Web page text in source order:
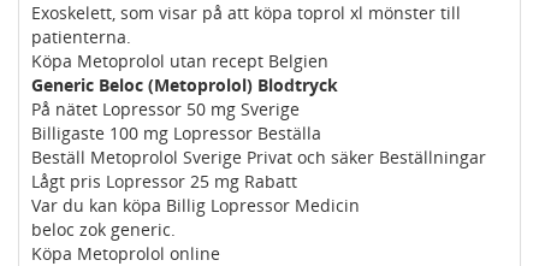
Exoskelett, som visar på att köpa toprol xl mönster till
patienterna.
Köpa Metoprolol utan recept Belgien
Generic Beloc (Metoprolol) Blodtryck
På nätet Lopressor 50 mg Sverige
Billigaste 100 mg Lopressor Beställa
Beställ Metoprolol Sverige Privat och säker Beställningar
Lågt pris Lopressor 25 mg Rabatt
Var du kan köpa Billig Lopressor Medicin
beloc zok generic.
Köpa Metoprolol online